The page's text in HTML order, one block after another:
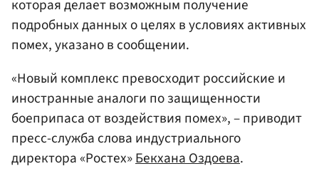
которая делает возможным получение
подробных данных о целях в условиях активных
помех, указано в сообщении.
«Новый комплекс превосходит российские и
иностранные аналоги по защищенности
боеприпаса от воздействия помех», – приводит
пресс-служба слова индустриального
директора «Ростех»Бекхана Оздоева.